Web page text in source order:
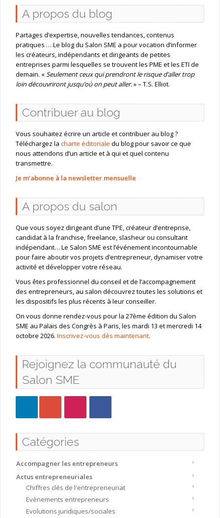
A propos du blog
Partages d’expertise, nouvelles tendances, contenus
pratiques … Le blog du Salon SME a pour vocation d’informer
les créateurs, indépendants et dirigeants de petites
entreprises parmi lesquelles se trouvent les PME et les ETI de
demain. «Seulement ceux qui prendront le risque d’aller trop
loin découvriront jusqu’où on peut aller.» – T.S. Elliot.
Contribuer au blog
Vous souhaitez écrire un article et contribuer au blog ?
Téléchargez la charte éditoriale du blog pour savoir ce que
nous attendons d’un article et à qui et quel contenu
transmettre.
Je m’abonne à la newsletter mensuelle
A propos du salon
Que vous soyez dirigeant d’une TPE, créateur d’entreprise,
candidat à la franchise, freelance, slasheur ou consultant
indépendant… Le Salon SME est l’événement incontournable
pour faire aboutir vos projets d’entrepreneur, dynamiser votre
activité et développer votre réseau.
Vous êtes professionnel du conseil et de l’accompagnement
des entrepreneurs, au salon découvrez toutes les solutions et
les dispositifs les plus récents à leur conseiller.
On vous donne rendez-vous pour la 27ème édition du Salon
SME au Palais des Congrès à Paris, les mardi 13 et mercredi 14
octobre 2026. Inscrivez-vous dès maintenant.
Rejoignez la communauté du
Salon SME
Catégories
Accompagner les entrepreneurs
Actus entrepreneuriales
Chiffres clés de l'entrepreneuriat
Evènements entrepreneurs
Evolutions juridiques/sociales